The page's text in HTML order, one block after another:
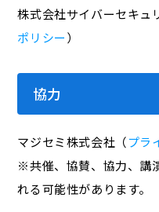
株式会社サイバーセキュ
ポリシー）
協力
マジセミ株式会社（プラ
※共催、協賛、協力、講
れる可能性があります。